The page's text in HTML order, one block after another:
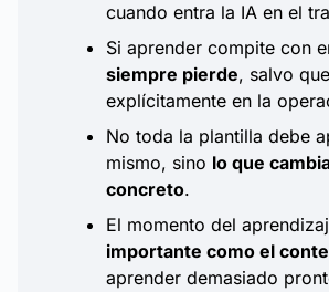
cuando entra la IA en el
Si aprender compite con
siempre pierde, salvo
explícitamente en la
No toda la plantilla debe
mismo, sino lo que
concreto.
El momento del
importante como el
aprender demasiado